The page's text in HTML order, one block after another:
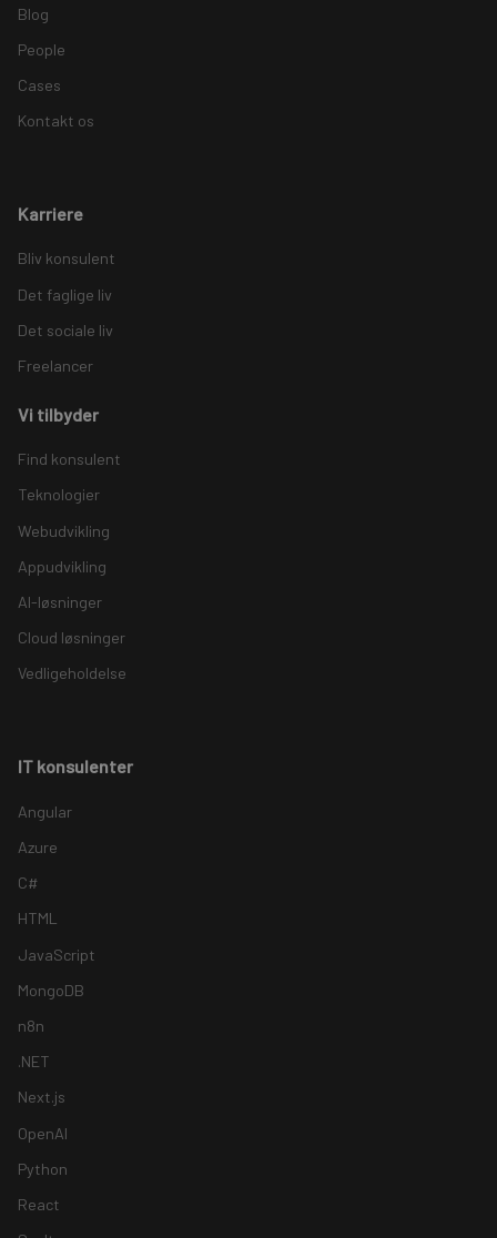
Blog
People
Cases
Kontakt os
Karriere
Bliv konsulent
Det faglige liv
Det sociale liv
Freelancer
Vi tilbyder
Find konsulent
Teknologier
Webudvikling
Appudvikling
AI-løsninger
Cloud løsninger
Vedligeholdelse
IT konsulenter
Angular
Azure
C#
HTML
JavaScript
MongoDB
n8n
.NET
Next.js
OpenAI
Python
React